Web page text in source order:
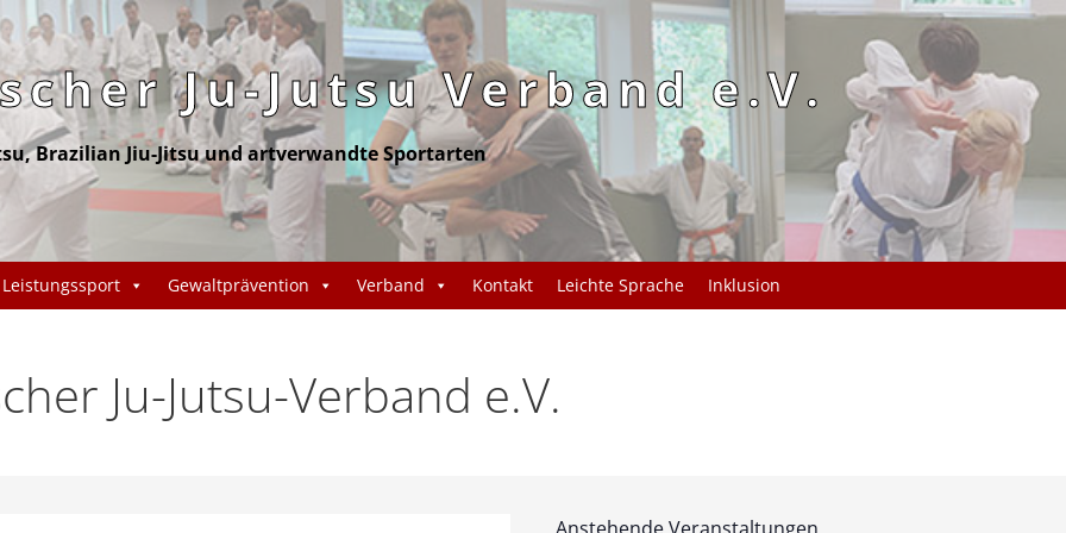
Ju-Jutsu Verband e.V.
Brazilian Jiu-Jitsu und artverwandte Sportarten
Leistungssport Gewaltprävention Verband Kontakt Leichte Sprache Inklusion
Ju-Jutsu-Verband e.V.